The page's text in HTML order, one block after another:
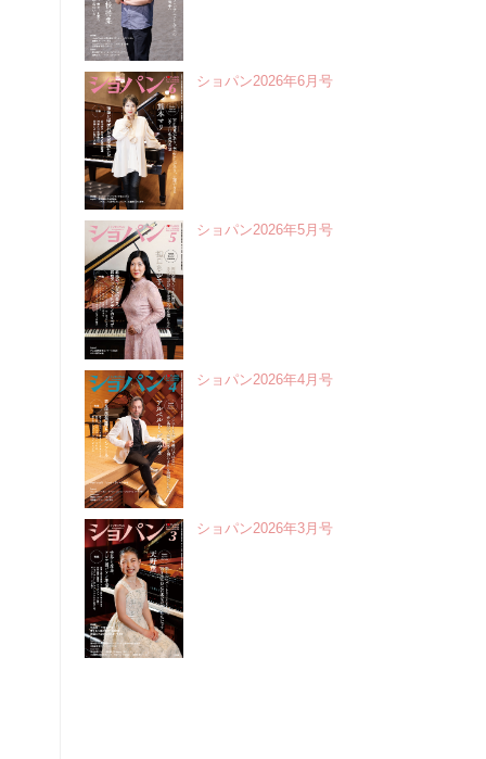
ショパン2026年6月号
ショパン2026年5月号
ショパン2026年4月号
ショパン2026年3月号